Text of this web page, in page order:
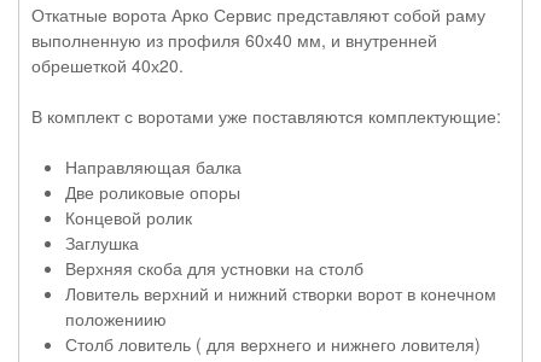
Откатные ворота Арко Сервис представляют собой раму
выполненную из профиля 60х40 мм, и внутренней
обрешеткой 40х20.
В комплект с воротами уже поставляются комплектующие:
Направляющая балка
Две роликовые опоры
Концевой ролик
Заглушка
Верхняя скоба для устновки на столб
Ловитель верхний и нижний створки ворот в конечном
положениию
Столб ловитель ( для верхнего и нижнего ловителя)